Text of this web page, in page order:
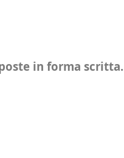
in forma scritta.